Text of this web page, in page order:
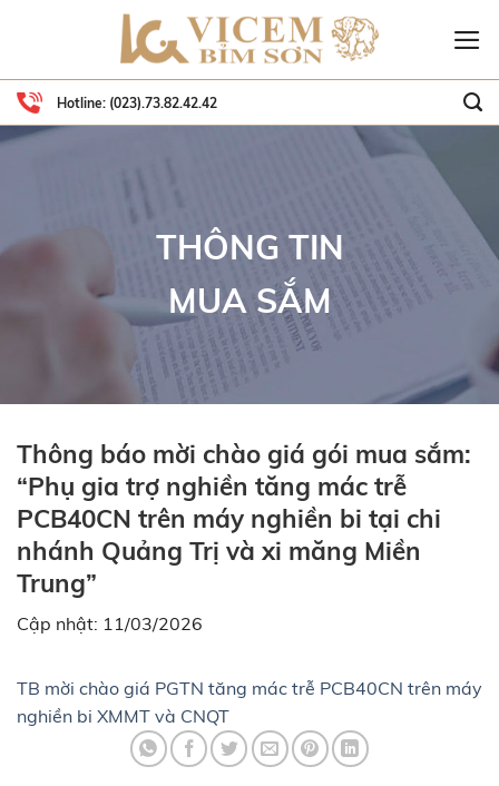
Hotline: (023).73.82.42.42
THÔNG TIN
MUA SẮM
Thông báo mời chào giá gói mua sắm:
“Phụ gia trợ nghiền tăng mác trễ
PCB40CN trên máy nghiền bi tại chi
nhánh Quảng Trị và xi măng Miền
Trung”
Cập nhật: 11/03/2026
TB mời chào giá PGTN tăng mác trễ PCB40CN trên máy
nghiền bi XMMT và CNQT